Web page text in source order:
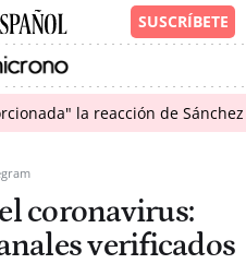
la reacción de
coronavirus:
verificados